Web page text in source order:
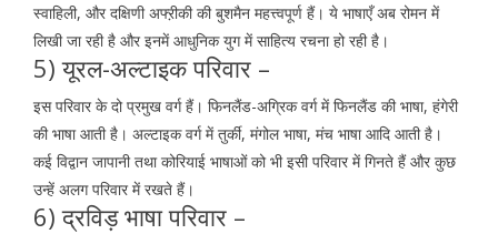
स्वाहिली, और दक्षिणी अफ्ऱीकी की बुशमैन महत्त्वपूर्ण हैं। ये भाषाएँ अब रोमन में
लिखी जा रही है और इनमें आधुनिक युग में साहित्य रचना हो रही है।
5) यूरल-अल्टाइक परिवार –
इस परिवार के दो प्रमुख वर्ग हैं। फिनलैंड-अग्रिक वर्ग में फिनलैंड की भाषा, हंगेरी
की भाषा आती है। अल्टाइक वर्ग में तुर्की, मंगोल भाषा, मंच भाषा आदि आती है।
कई विद्वान जापानी तथा कोरियाई भाषाओं को भी इसी परिवार में गिनते हैं और कुछ
उन्हें अलग परिवार में रखते हैं।
6) द्रविड़ भाषा परिवार –